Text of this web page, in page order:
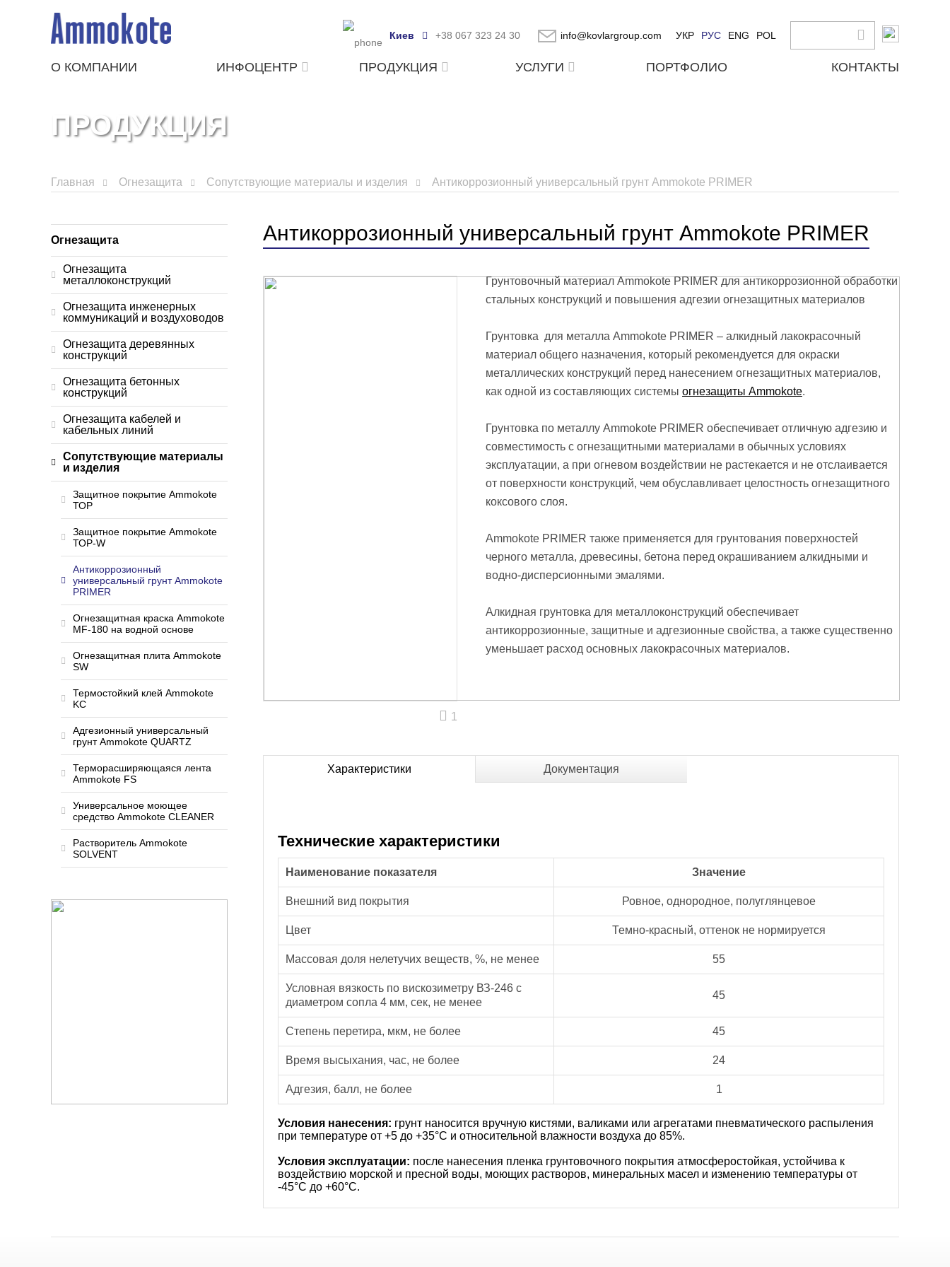
Киев +38 067 323 24 30 info@kovlargroup.com УКР РУС ENG POL
О КОМПАНИИ ИНФОЦЕНТР ПРОДУКЦИЯ УСЛУГИ ПОРТФОЛИО КОНТАКТЫ
ПРОДУКЦИЯ
Главная Огнезащита Сопутствующие материалы и изделия Антикоррозионный универсальный грунт Ammokote PRIMER
Огнезащита
Огнезащита
металлоконструкций
Огнезащита инженерных
коммуникаций и воздуховодов
Огнезащита деревянных
конструкций
Огнезащита бетонных
конструкций
Огнезащита кабелей и
кабельных линий
Сопутствующие материалы
и изделия
Защитное покрытие Ammokote
ТОP
Защитное покрытие Ammokote
ТОP-W
Антикоррозионный
универсальный грунт Ammokote
PRIMER
Огнезащитная краска Ammokote
MF-180 на водной основе
Огнезащитная плита Ammokote
SW
Термостойкий клей Ammokote
KC
Адгезионный универсальный
грунт Ammokote QUARTZ
Терморасширяющаяся лента
Ammokote FS
Универсальное моющее
средство Ammokote CLEANER
Растворитель Ammokote
SOLVENT
Антикоррозионный универсальный грунт Ammokote PRIMER
1
Грунтовочный материал Ammokote PRIMER для антикоррозионной обработки
стальных конструкций и повышения адгезии огнезащитных материалов
Грунтовка для металла Ammokote PRIMER – алкидный лакокрасочный
материал общего назначения, который рекомендуется для окраски
металлических конструкций перед нанесением огнезащитных материалов,
как одной из составляющих системы огнезащиты Ammokote.
Грунтовка по металлу Ammokote PRIMER обеспечивает отличную адгезию и
совместимость с огнезащитными материалами в обычных условиях
эксплуатации, а при огневом воздействии не растекается и не отслаивается
от поверхности конструкций, чем обуславливает целостность огнезащитного
коксового слоя.
Ammokote PRIMER также применяется для грунтования поверхностей
черного металла, древесины, бетона перед окрашиванием алкидными и
водно-дисперсионными эмалями.
Алкидная грунтовка для металлоконструкций обеспечивает
антикоррозионные, защитные и адгезионные свойства, а также существенно
уменьшает расход основных лакокрасочных материалов.
Характеристики Документация
Технические характеристики
Наименование показателя Значение
Внешний вид покрытия Ровное, однородное, полуглянцевое
Цвет Темно-красный, оттенок не нормируется
Массовая доля нелетучих веществ, %, не менее 55
Условная вязкость по вискозиметру ВЗ-246 с
диаметром сопла 4 мм, сек, не менее
45
Степень перетира, мкм, не более 45
Время высыхания, час, не более 24
Адгезия, балл, не более 1
Условия нанесения: грунт наносится вручную кистями, валиками или агрегатами пневматического распыления
при температуре от +5 до +35°С и относительной влажности воздуха до 85%.
Условия эксплуатации: после нанесения пленка грунтовочного покрытия атмосферостойкая, устойчива к
воздействию морской и пресной воды, моющих растворов, минеральных масел и изменению температуры от
-45°С до +60°С.